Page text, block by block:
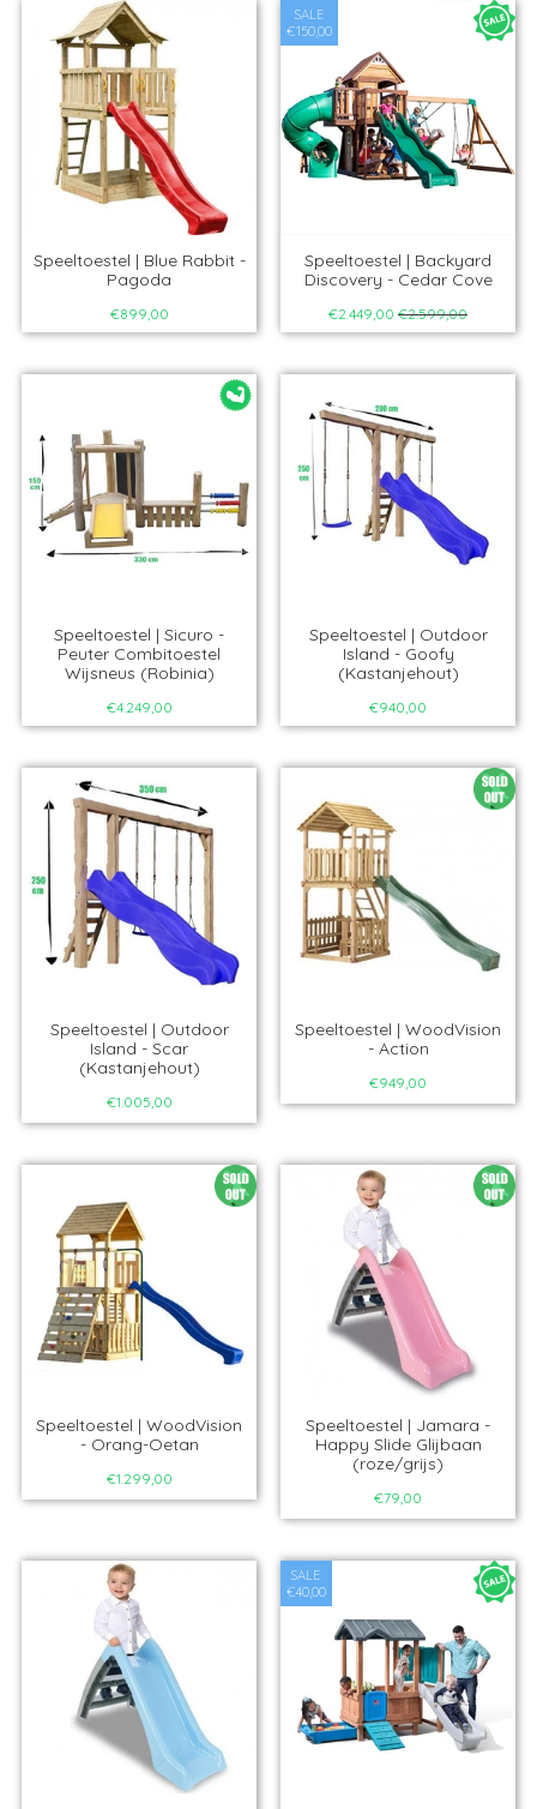
Speeltoestel | Blue Rabbit -
Pagoda
€899,00
SALE
€150,00
Speeltoestel | Backyard
Discovery - Cedar Cove
€2.449,00 €2.599,00
Speeltoestel | Sicuro -
Peuter Combitoestel
Wijsneus (Robinia)
€4.249,00
Speeltoestel | Outdoor
Island - Goofy
(Kastanjehout)
€940,00
Speeltoestel | Outdoor
Island - Scar
(Kastanjehout)
€1.005,00
Speeltoestel | WoodVision
- Action
€949,00
Speeltoestel | WoodVision
- Orang-Oetan
€1.299,00
Speeltoestel | Jamara -
Happy Slide Glijbaan
(roze/grijs)
€79,00
SALE
€40,00